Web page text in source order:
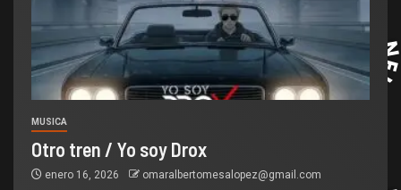
MUSICA
Otro tren / Yo soy Drox
enero 16, 2026 omaralbertomesalopez@gmail.com